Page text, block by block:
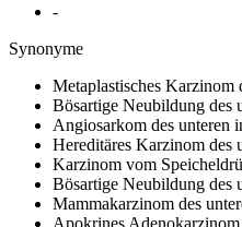
-
Synonyme
Metaplastisches Karzinom
Bösartige Neubildung des
Angiosarkom des unteren
Hereditäres Karzinom des
Karzinom vom
Bösartige Neubildung des
Mammakarzinom des
Apokrines